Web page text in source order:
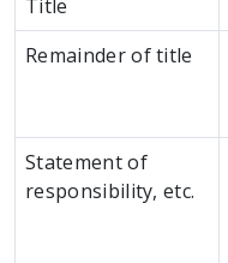
Title
Remainder of title
Statement of
responsibility, etc.